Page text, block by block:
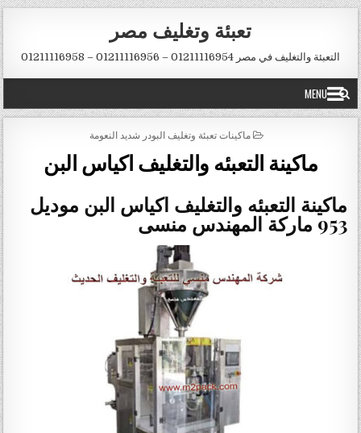
Skip
to
content
تعبئة وتغليف مصر
التعبئة والتغليف في مصر 01211116954 – 01211116956 – 01211116958
MENU
POSTED
ماكينات تعبئة وتغليف البودر شديد النعومة
ماكينة التعبئه والتغليف اكياس البن
ماكينة التعبئه والتغليف اكياس البن موديل
953 ماركة المهندس منسى